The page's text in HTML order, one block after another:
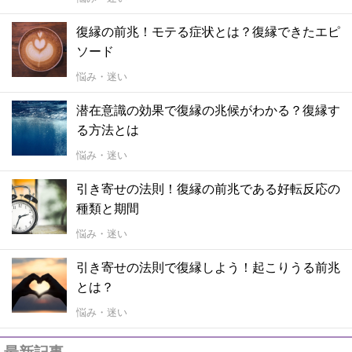
復縁の前兆！モテる症状とは？復縁できたエピ
ソード
悩み・迷い
潜在意識の効果で復縁の兆候がわかる？復縁す
る方法とは
悩み・迷い
引き寄せの法則！復縁の前兆である好転反応の
種類と期間
悩み・迷い
引き寄せの法則で復縁しよう！起こりうる前兆
とは？
悩み・迷い